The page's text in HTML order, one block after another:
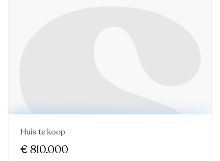
Huis te koop
€ 810.000